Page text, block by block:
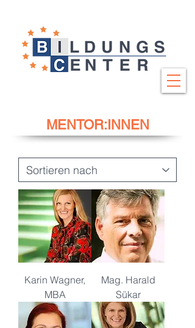
MENTOR:INNEN
Karin Wagner,
MBA
Mag. Harald
Sükar